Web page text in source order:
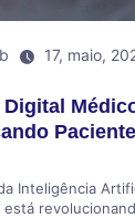
17, maio,
Digital
Inteligência